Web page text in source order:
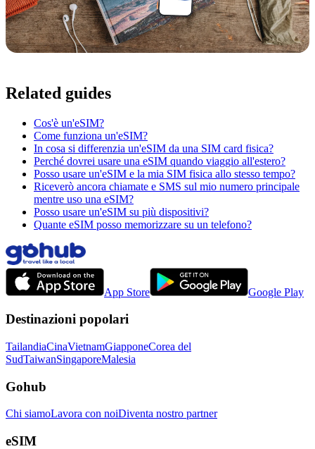
Related guides
Cos'è un'eSIM?
Come funziona un'eSIM?
In cosa si differenzia un'eSIM da una SIM card fisica?
Perché dovrei usare una eSIM quando viaggio all'estero?
Posso usare un'eSIM e la mia SIM fisica allo stesso tempo?
Riceverò ancora chiamate e SMS sul mio numero principale
mentre uso una eSIM?
Posso usare un'eSIM su più dispositivi?
Quante eSIM posso memorizzare su un telefono?
App Store Google Play
Destinazioni popolari
TailandiaCinaVietnamGiapponeCorea del
SudTaiwanSingaporeMalesia
Gohub
Chi siamoLavora con noiDiventa nostro partner
eSIM